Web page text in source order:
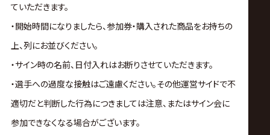
ていただきます。
・開始時間になりましたら、参加券・購入された商品をお持ちの
上、列にお並びください。
・サイン時の名前、日付入れはお断りさせていただきます。
・選手への過度な接触はご遠慮ください。その他運営サイドで不
適切だと判断した行為につきましては注意、またはサイン会に
参加できなくなる場合がございます。